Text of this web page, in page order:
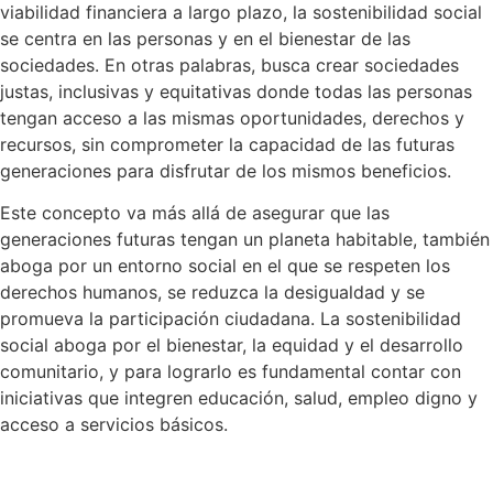
viabilidad financiera a largo plazo, la sostenibilidad social
se centra en las personas y en el bienestar de las
sociedades. En otras palabras, busca crear sociedades
justas, inclusivas y equitativas donde todas las personas
tengan acceso a las mismas oportunidades, derechos y
recursos, sin comprometer la capacidad de las futuras
generaciones para disfrutar de los mismos beneficios.
Este concepto va más allá de asegurar que las
generaciones futuras tengan un planeta habitable, también
aboga por un entorno social en el que se respeten los
derechos humanos, se reduzca la desigualdad y se
promueva la participación ciudadana. La sostenibilidad
social aboga por el bienestar, la equidad y el desarrollo
comunitario, y para lograrlo es fundamental contar con
iniciativas que integren educación, salud, empleo digno y
acceso a servicios básicos.